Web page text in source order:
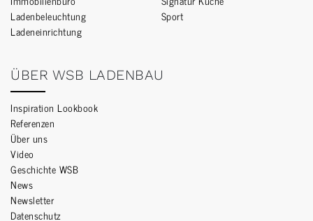
Ladenbeleuchtung
Ladeneinrichtung
Sport
ÜBER WSB LADENBAU
Inspiration Lookbook
Referenzen
Über uns
Video
Geschichte WSB
News
Newsletter
Datenschutz